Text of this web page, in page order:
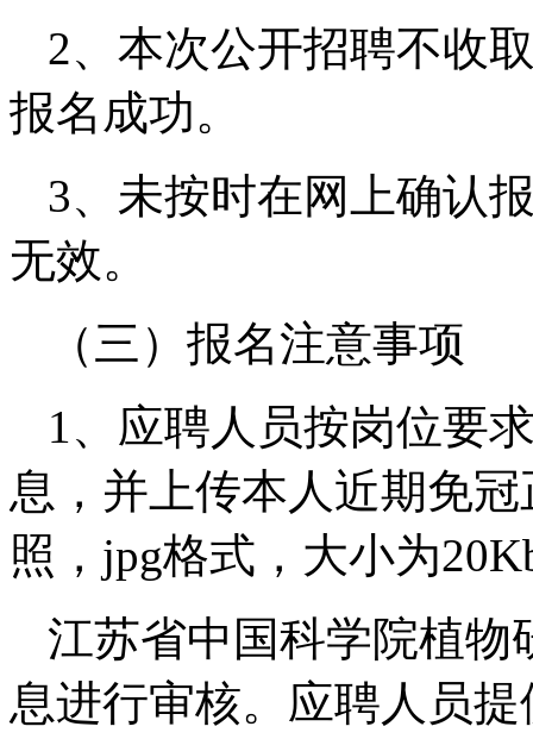
2、本次公开招聘不收
报名成功。
3、未按时在网上确认
无效。
（三）报名注意事项
1、应聘人员按岗位要
息，并上传本人近期免
照，jpg格式，大小为
江苏省中国科学院植物
息进行审核。应聘人员